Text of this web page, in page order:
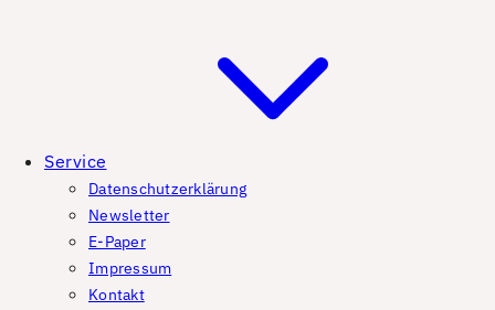
Service
Datenschutzerklärung
Newsletter
E-Paper
Impressum
Kontakt